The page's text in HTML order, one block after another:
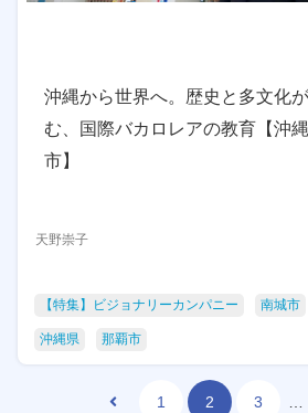
沖縄から世界へ。歴史と多文化
む、国際バカロレアの教育【沖
市】
天野崇子
【特集】ビジョナリーカンパニー 南城市
沖縄県 那覇市
1 2 3 …